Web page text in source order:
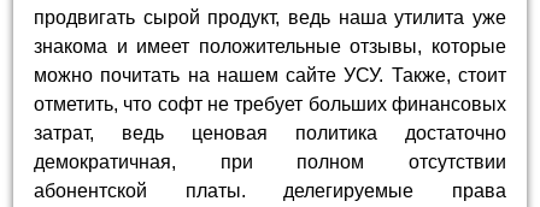
продвигать сырой продукт, ведь наша утилита уже
знакома и имеет положительные отзывы, которые
можно почитать на нашем сайте УСУ. Также, стоит
отметить, что софт не требует больших финансовых
затрат, ведь ценовая политика достаточно
демократичная, при полном отсутствии
абонентской платы. делегируемые права